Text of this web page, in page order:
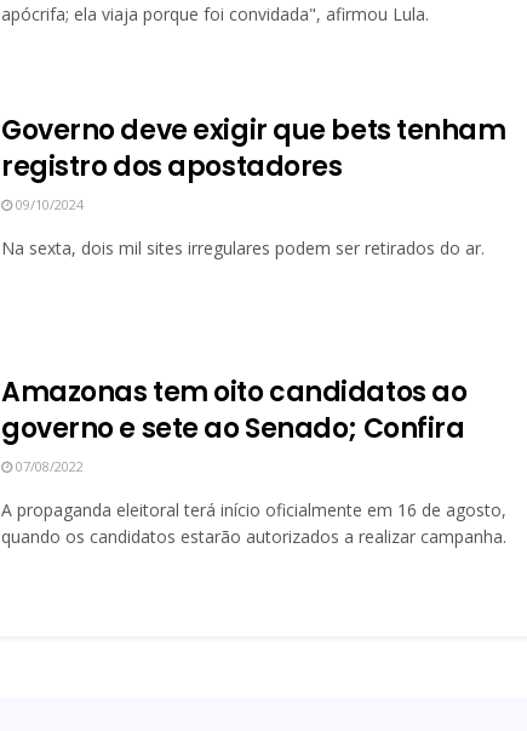
apócrifa; ela viaja porque foi convidada", afirmou Lula.
Governo deve exigir que bets tenham
registro dos apostadores
09/10/2024
Na sexta, dois mil sites irregulares podem ser retirados do ar.
Amazonas tem oito candidatos ao
governo e sete ao Senado; Confira
07/08/2022
A propaganda eleitoral terá início oficialmente em 16 de agosto,
quando os candidatos estarão autorizados a realizar campanha.